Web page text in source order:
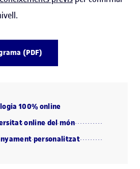
(PDF)
100% online
online del món
personalitzat